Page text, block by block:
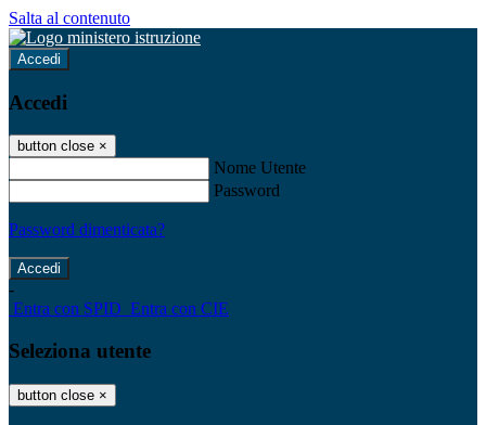
Salta al contenuto
Accedi
Accedi
button close ×
Nome Utente
Password
Password dimenticata?
-
Entra con SPID Entra con CIE
Seleziona utente
button close ×